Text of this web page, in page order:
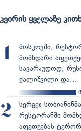
კვირის ყველაზე
1
მოსკოვში,
მომხდარი
სავარაუდოდ,
ქალიშვილი და...
2
სერგეი
რესტორანში
აფეთქებას